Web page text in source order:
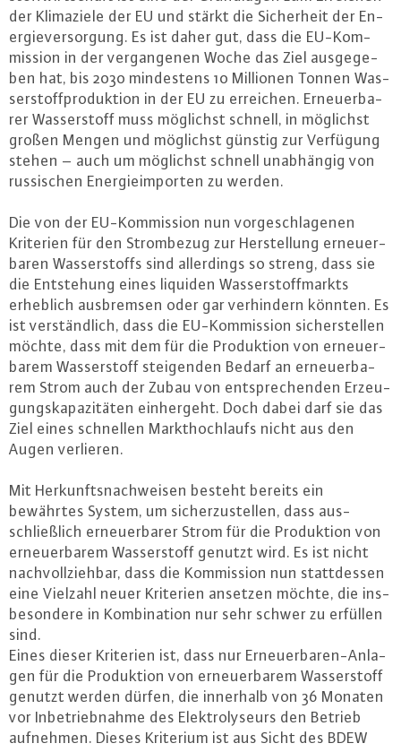
der Kli­ma­zie­le der EU und stärkt die Si­cher­heit der En­
er­gie­ver­sor­gung. Es ist daher gut, dass die EU-Kom­
mis­si­on in der ver­gan­ge­nen Woche das Ziel aus­ge­ge­
ben hat, bis 2030 min­des­tens 10 Millionen Tonnen Was­
ser­stoff­pro­duk­ti­on in der EU zu erreichen. Er­neu­er­ba­
rer Was­ser­stoff muss möglichst schnell, in möglichst
großen Mengen und möglichst günstig zur Verfügung
stehen – auch um möglichst schnell un­ab­hän­gig von
rus­si­schen En­er­gie­im­por­ten zu werden.
Die von der EU-Kom­mis­si­on nun vor­ge­schla­ge­nen
Kriterien für den Strom­be­zug zur Her­stel­lung er­neu­er­
ba­ren Was­ser­stoffs sind al­ler­dings so streng, dass sie
die Ent­ste­hung eines liquiden Was­ser­stoff­markts
erheblich aus­brem­sen oder gar ver­hin­dern könnten. Es
ist ver­ständ­lich, dass die EU-Kom­mis­si­on si­cher­stel­len
möchte, dass mit dem für die Pro­duk­ti­on von er­neu­er­
ba­rem Was­ser­stoff stei­gen­den Bedarf an er­neu­er­ba­
rem Strom auch der Zubau von ent­spre­chen­den Er­zeu­
gungs­ka­pa­zi­tä­ten ein­her­geht. Doch dabei darf sie das
Ziel eines schnellen Markt­hoch­laufs nicht aus den
Augen verlieren.
Mit Her­kunfts­nach­wei­sen besteht bereits ein
bewährtes System, um si­cher­zu­stel­len, dass aus­
schließ­lich er­neu­er­ba­rer Strom für die Pro­duk­ti­on von
er­neu­er­ba­rem Was­ser­stoff genutzt wird. Es ist nicht
nach­voll­zieh­bar, dass die Kom­mis­si­on nun statt­des­sen
eine Vielzahl neuer Kriterien ansetzen möchte, die ins­
be­son­de­re in Kom­bi­na­ti­on nur sehr schwer zu erfüllen
sind.
Eines dieser Kriterien ist, dass nur Er­neu­er­ba­ren-An­la­
gen für die Pro­duk­ti­on von er­neu­er­ba­rem Was­ser­stoff
genutzt werden dürfen, die innerhalb von 36 Monaten
vor In­be­trieb­nah­me des Elek­tro­ly­se­urs den Betrieb
aufnehmen. Dieses Kriterium ist aus Sicht des BDEW